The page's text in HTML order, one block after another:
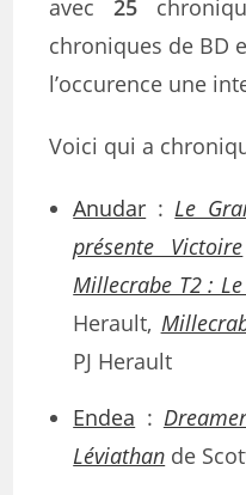
avec25
chroniques de BD
l’occurence une
Voici qui a
Anudar :Le
présente Victoire
Millecrabe T2 :
Herault,
PJ Herault
Endea :
Léviathan de